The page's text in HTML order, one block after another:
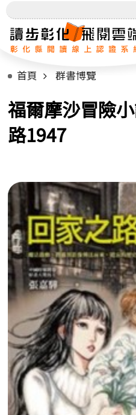
首頁 群書博覽
福爾摩沙冒險
路1947